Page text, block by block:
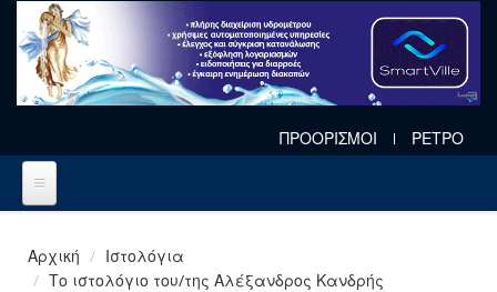
ΠΡΟΟΡΙΣΜΟΙ ΡΕΤΡΟ
Αρχική
Ιστολόγια
Το ιστολόγιο του/της Αλέξανδρος Κανδρής